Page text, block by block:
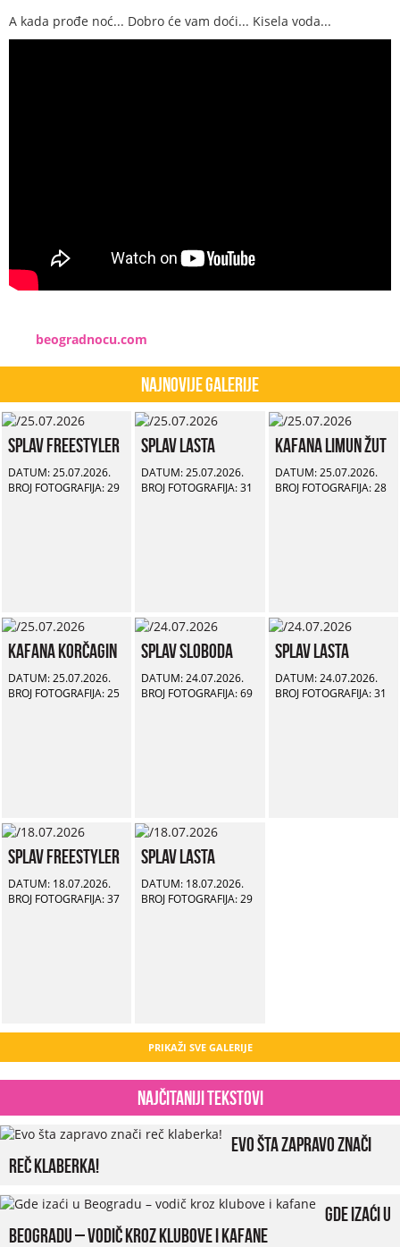
A kada prođe noć... Dobro će vam doći... Kisela voda...
beogradnocu.com
Najnovije Galerije
Splav Freestyler
DATUM: 25.07.2026.
BROJ FOTOGRAFIJA: 29
Splav Lasta
DATUM: 25.07.2026.
BROJ FOTOGRAFIJA: 31
Kafana Limun Žut
DATUM: 25.07.2026.
BROJ FOTOGRAFIJA: 28
Kafana Korčagin
DATUM: 25.07.2026.
BROJ FOTOGRAFIJA: 25
Splav Sloboda
DATUM: 24.07.2026.
BROJ FOTOGRAFIJA: 69
Splav Lasta
DATUM: 24.07.2026.
BROJ FOTOGRAFIJA: 31
Splav Freestyler
DATUM: 18.07.2026.
BROJ FOTOGRAFIJA: 37
Splav Lasta
DATUM: 18.07.2026.
BROJ FOTOGRAFIJA: 29
PRIKAŽI SVE GALERIJE
Najčitaniji tekstovi
Evo šta zapravo znači
reč klaberka!
Gde izaći u
Beogradu – vodič kroz klubove i kafane